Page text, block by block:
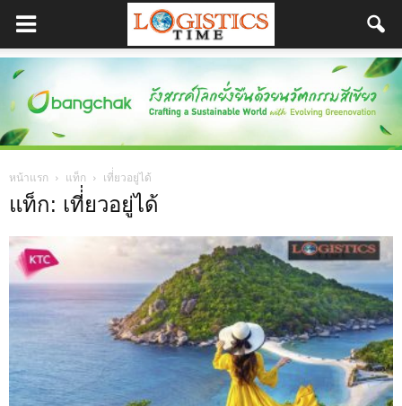
หน้าแรก แท็ก เที่่ยวอยู่ได้
แท็ก: เที่่ยวอยู่ได้